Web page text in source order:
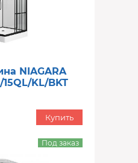
NIAGARA
KL/BKT
Купить
Под заказ